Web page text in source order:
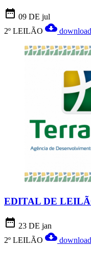
date_range 09 DE jul
2º LEILÃO cloud_download download
EDITAL DE
date_range 23 DE jan
2º LEILÃO cloud_download download